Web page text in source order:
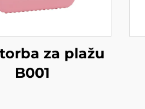
za plažu
B001